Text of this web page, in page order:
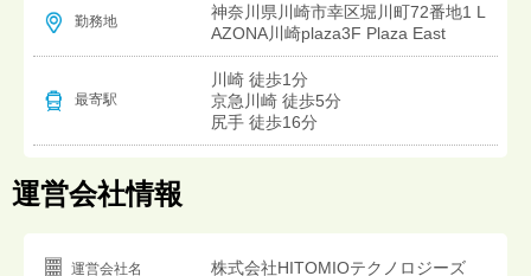
勤務地
神奈川県川崎市幸区堀川町72番地1 L
AZONA川崎plaza3F Plaza East
最寄駅
川崎 徒歩1分
京急川崎 徒歩5分
尻手 徒歩16分
運営会社情報
運営会社名 株式会社HITOMIOテクノロジーズ